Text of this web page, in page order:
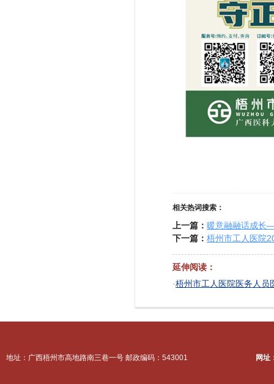
相关热词搜索：
上一篇： 暖意融融话成长
下一篇： 梧州市工人医院
延伸阅读：
·梧州市工人医院医务人员
网址
地址：广西梧州市高地路南三巷一号 邮政编码：543001